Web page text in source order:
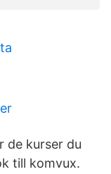
de kurser du
till komvux.